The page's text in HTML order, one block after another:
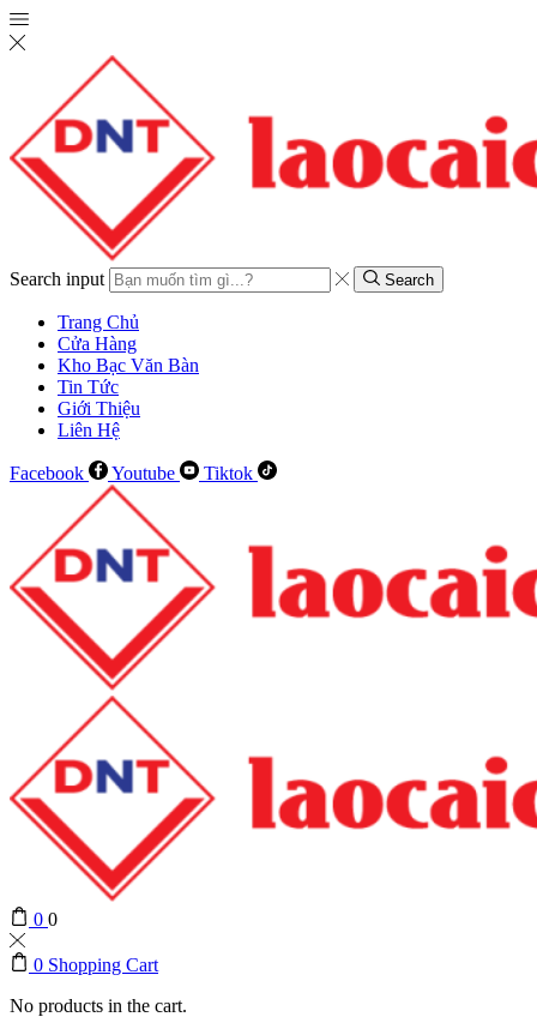
Search input Search
Trang Chủ
Cửa Hàng
Kho Bạc Văn Bàn
Tin Tức
Giới Thiệu
Liên Hệ
Facebook Youtube Tiktok
0 0
0 Shopping Cart
No products in the cart.